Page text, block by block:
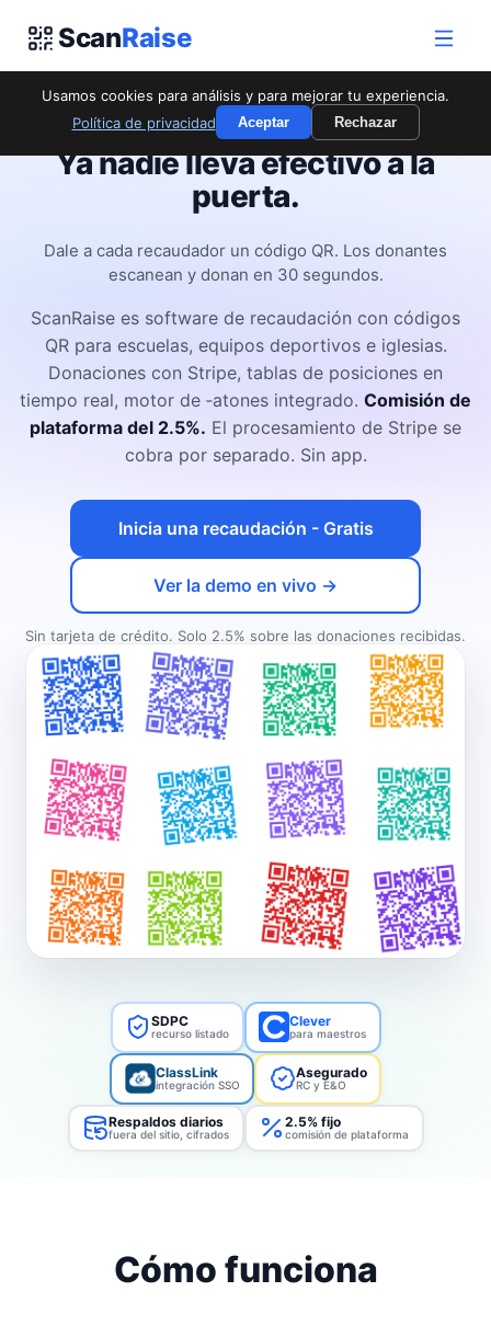
ScanRaise
Usamos cookies para análisis y para mejorar tu experiencia.
Política de privacidad
Aceptar Rechazar
Parapresidentes de PTA
Ya nadie lleva efectivo a la
puerta.
Dale a cada recaudador un código QR. Los donantes
escanean y donan en 30 segundos.
ScanRaise es software de recaudación con códigos
QR para escuelas, equipos deportivos e iglesias.
Donaciones con Stripe, tablas de posiciones en
tiempo real, motor de ‑atones integrado. Comisión de
plataforma del 2.5%. El procesamiento de Stripe se
cobra por separado. Sin app.
Inicia una recaudación - Gratis
Ver la demo en vivo →
Sin tarjeta de crédito. Solo 2.5% sobre las donaciones recibidas.
SDPC
recurso listado
Clever
para maestros
ClassLink
integración SSO
Asegurado
RC y E&O
Respaldos diarios
fuera del sitio, cifrados
2.5% fijo
comisión de plataforma
Cómo funciona